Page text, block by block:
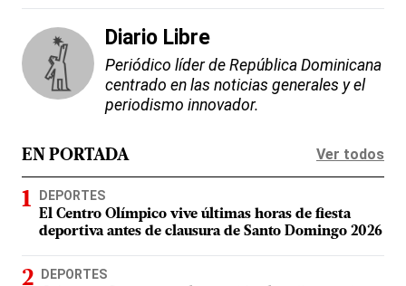
Diario Libre
Periódico líder de República Dominicana
centrado en las noticias generales y el
periodismo innovador.
EN PORTADA Ver todos
DEPORTES
El Centro Olímpico vive últimas horas de fiesta
deportiva antes de clausura de Santo Domingo 2026
DEPORTES